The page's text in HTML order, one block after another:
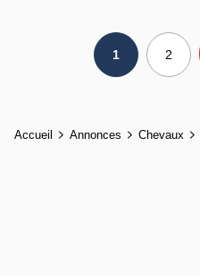
1 2
Accueil Annonces Chevaux